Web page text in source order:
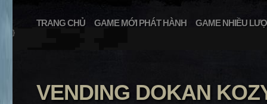
TRANG CHỦ GAME MỚI PHÁT HÀNH GAME NHIỀU
}
VENDING DOKAN